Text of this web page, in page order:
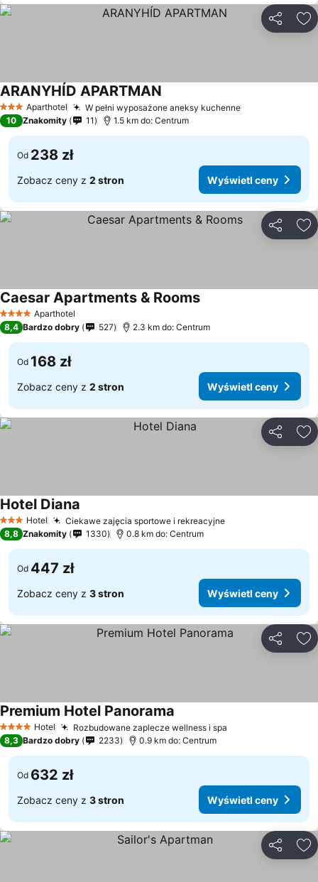
3 KategoriaAparthotel W pełni wyposażone aneksy kuchenne
ARANYHÍD APARTMAN
10 Znakomity 11 1.5 km do: Centrum
Od 238 zł
Zobacz ceny z 2 stron Wyświetl ceny
4 KategoriaAparthotel
Caesar Apartments & Rooms
8,4 Bardzo dobry 527 2.3 km do: Centrum
Od 168 zł
Zobacz ceny z 2 stron Wyświetl ceny
3 Kategoria
Hotel Ciekawe zajęcia sportowe i rekreacyjne
Hotel Diana
8,8 Znakomity 1330 0.8 km do: Centrum
Od 447 zł
Zobacz ceny z 3 stron Wyświetl ceny
4 KategoriaHotel Rozbudowane zaplecze wellness i spa
Premium Hotel Panorama
8,3 Bardzo dobry 2233 0.9 km do: Centrum
Od 632 zł
Zobacz ceny z 3 stron Wyświetl ceny